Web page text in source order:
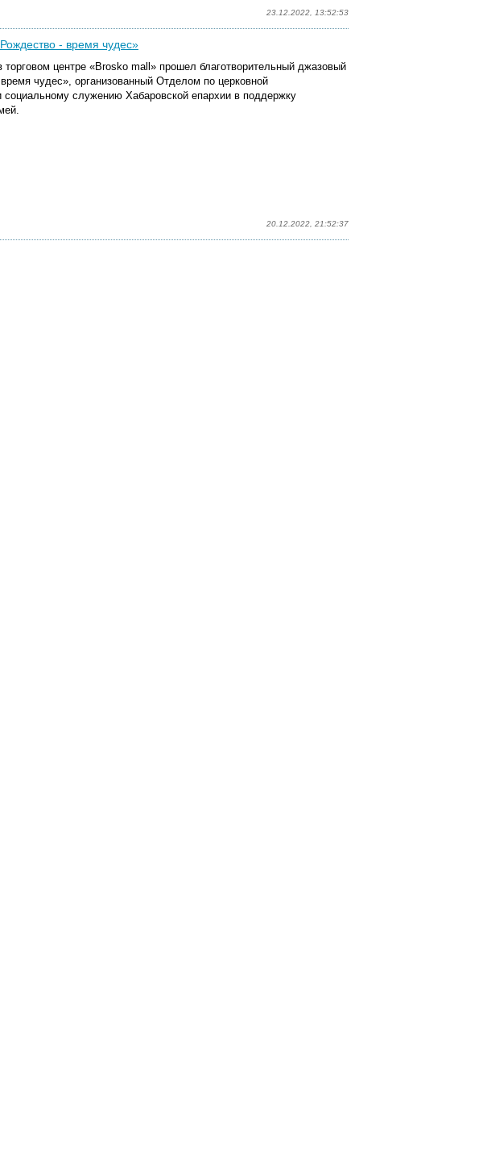
23.12.2022, 13:52:53
- время чудес»
торговом центре «Brosko mall» прошел благотворительный джазовый
чудес», организованный Отделом по церковной
социальному служению Хабаровской епархии в поддержку
20.12.2022, 21:52:37